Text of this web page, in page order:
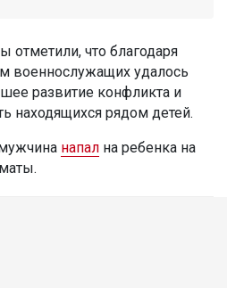
отметили, что благодаря
военнослужащих удалось
развитие конфликта и
находящихся рядом детей.
напал на ребенка на